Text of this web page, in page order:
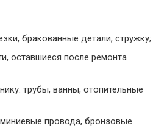
бракованные детали, стружку;
оставшиеся после ремонта
трубы, ванны, отопительные
провода, бронзовые